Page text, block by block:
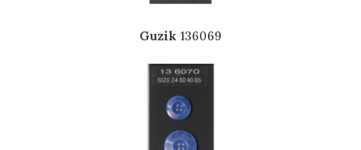
Guzik 136069